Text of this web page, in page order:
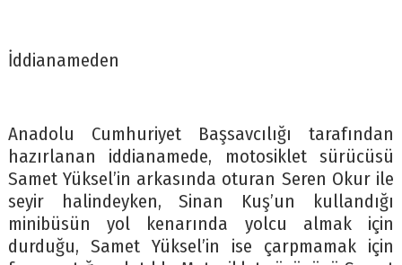
İddianameden
Anadolu Cumhuriyet Başsavcılığı tarafından
hazırlanan iddianamede, motosiklet sürücüsü
Samet Yüksel’in arkasında oturan Seren Okur ile
seyir halindeyken, Sinan Kuş’un kullandığı
minibüsün yol kenarında yolcu almak için
durduğu, Samet Yüksel’in ise çarpmamak için